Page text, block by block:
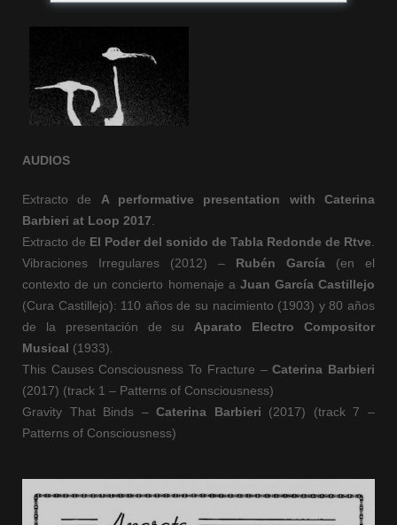
AUDIOS
Extracto de A performative presentation with Caterina
Barbieri at Loop 2017
Extracto de El Poder del sonido de Tabla Redonde de Rtve
Vibraciones Irregulares (2012) – Rubén García (en el
contexto de un concierto homenaje a Juan García Castillejo
(Cura Castillejo): 110 años de su nacimiento (1903) y 80 años
de la presentación de su Aparato Electro Compositor
Musical (1933).
This Causes Consciousness To Fracture –Caterina Barbieri
(2017) (track 1 – Patterns of Consciousness)
Gravity That Binds –Caterina Barbieri (2017) (track 7 –
Patterns of Consciousness)